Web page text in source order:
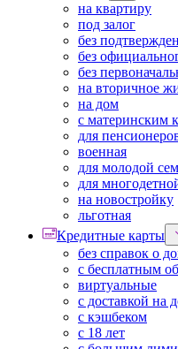
на квартиру
под залог
без
без
без
на вторичное
на дом
с материнским
для
военная
для молодой
для
на новостройку
льготная
Кредитные карты
без справок о
с бесплатным
виртуальные
с доставкой на
с кэшбеком
с 18 лет